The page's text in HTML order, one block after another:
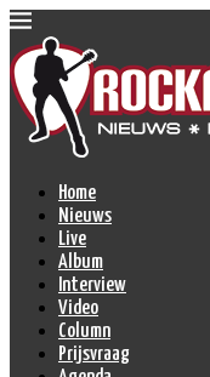
Home
Nieuws
Live
Album
Interview
Video
Column
Prijsvraag